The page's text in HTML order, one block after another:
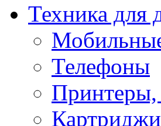
Техника для
Телефоны